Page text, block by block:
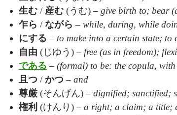
生む/ 産む(うむ) – give birth to; bear
乍ら /ながら – while, during, while
にする – to make into a certain state; to
自由 (じゆう) – free (as in freedom);
である – (formal) to be: the copula,
且 つ/かつ– and
尊厳(そんげん) – dignified; sanctified;
権利 (けんり) –a right; a claim; a title;